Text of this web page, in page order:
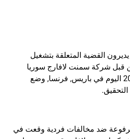
القضية المتعلقة بتشغيل
قبل شركة سمنت لافارج سوريا
للفترة من 2011 الى 2014 اليوم في باريس, فرنسا, وضع
المرفوعة ضد مخالفات فردية وقعت في